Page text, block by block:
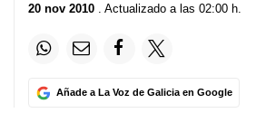
20 nov 2010 . Actualizado a las 02:00 h.
Añade a La Voz de Galicia en Google